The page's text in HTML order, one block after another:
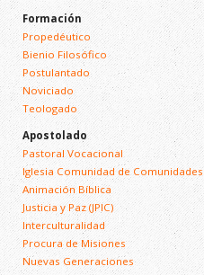
Formación
Propedéutico
Bienio Filosófico
Postulantado
Noviciado
Teologado
Apostolado
Pastoral Vocacional
Iglesia Comunidad de Comunidades
Animación Bíblica
Justicia y Paz (JPIC)
Interculturalidad
Procura de Misiones
Nuevas Generaciones